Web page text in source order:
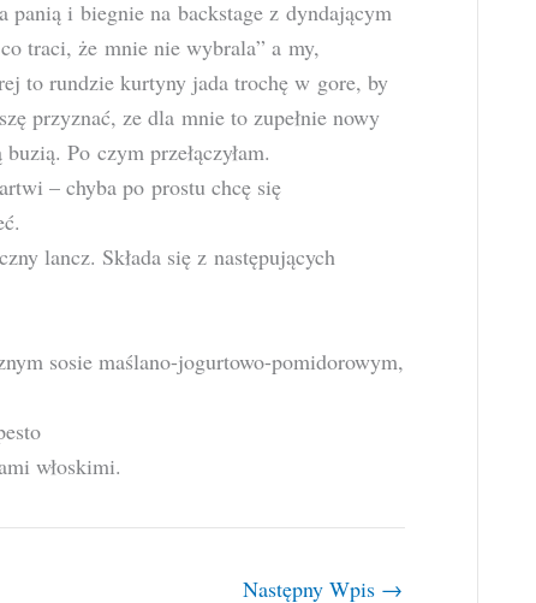
i biegnie na backstage z dyndającym
traci, że mnie nie wybrala” a my,
to rundzie kurtyny jada trochę w gore, by
przyznać, ze dla mnie to zupełnie nowy
Po czym przełączyłam.
– chyba po prostu chcę się
lancz. Składa się z następujących
sosie maślano-jogurtowo-pomidorowym,
włoskimi.
Następny Wpis →